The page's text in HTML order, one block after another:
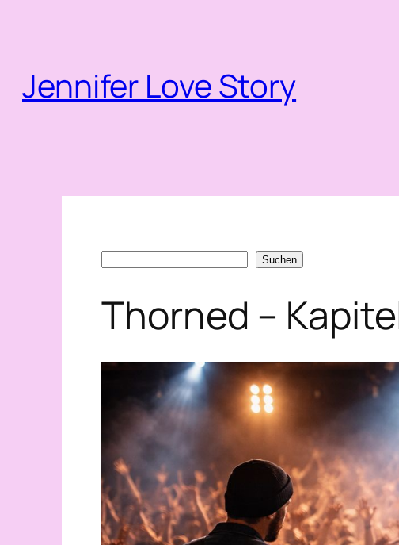
Jennifer Love Story
Suchen Suchen
Thorned –